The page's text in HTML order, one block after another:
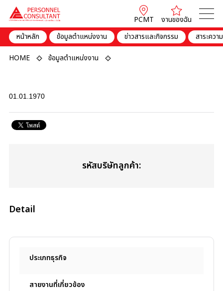
PCMT
งานของฉัน
หน้าหลัก
ข้อมูลตำแหน่งงาน ข่าวสารและกิจกรรม สาระควา
HOME ข้อมูลตำแหน่งงาน
01.01.1970
รหัสบริษัทลูกค้า:
Detail
ประเภทธุรกิจ
สายงานที่เกี่ยวข้อง